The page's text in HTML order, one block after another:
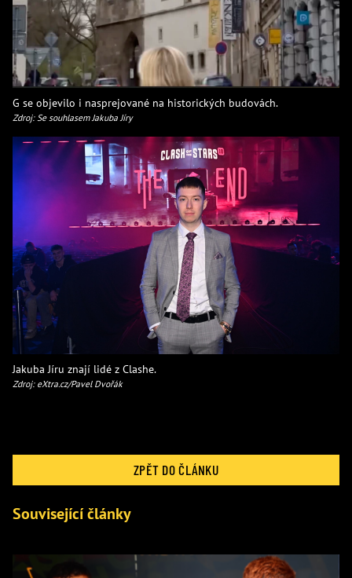
G se objevilo i nasprejované na historických budovách.
Zdroj: Se souhlasem Jakuba Jíry
Jakuba Jíru znají lidé z Clashe.
Zdroj: eXtra.cz/Pavel Dvořák
ZPĚT DO ČLÁNKU
Související články